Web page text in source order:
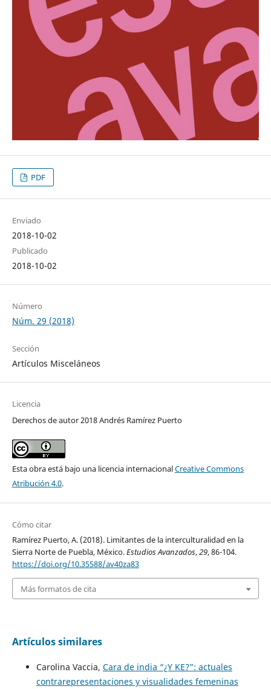
PDF
Enviado
2018-10-02
Publicado
2018-10-02
Número
Núm. 29 (2018)
Sección
Artículos Misceláneos
Licencia
Derechos de autor 2018 Andrés Ramírez Puerto
Esta obra está bajo una licencia internacionalCreative Commons
Atribución 4.0.
Cómo citar
Ramírez Puerto, A. (2018). Limitantes de la interculturalidad en la
Sierra Norte de Puebla, México.Estudios Avanzados,29, 86-104.
https://doi.org/10.35588/av40za83
Más formatos de cita
Artículos similares
Carolina Vaccia, Cara de india “¿Y KE?”: actuales
contrarepresentaciones y visualidades femeninas